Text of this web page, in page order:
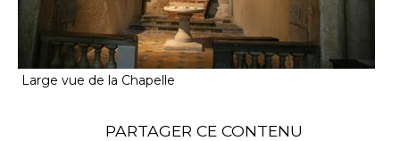
Large vue de la Chapelle
PARTAGER CE CONTENU